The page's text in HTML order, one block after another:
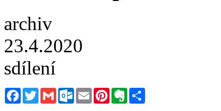
archiv
23.4.2020
sdílení
FacebookTwitterGmail Outlook.com
Email PinterestEvernote